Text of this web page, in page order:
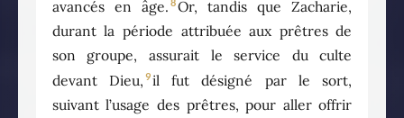
avancés en âge. Or, tandis que Zacharie,
durant la période attribuée aux prêtres de
son groupe, assurait le service du culte
devant Dieu, 9il fut désigné par le sort,
suivant l’usage des prêtres, pour aller offrir